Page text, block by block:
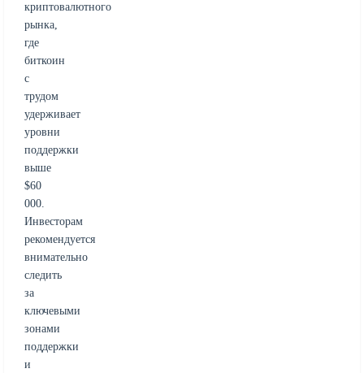
криптовалютного
рынка,
где
биткоин
с
трудом
удерживает
уровни
поддержки
выше
$60
000.
Инвесторам
рекомендуется
внимательно
следить
за
ключевыми
зонами
поддержки
и